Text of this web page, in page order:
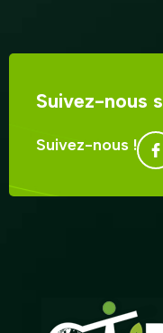
Suivez-nous
Suivez-nous !